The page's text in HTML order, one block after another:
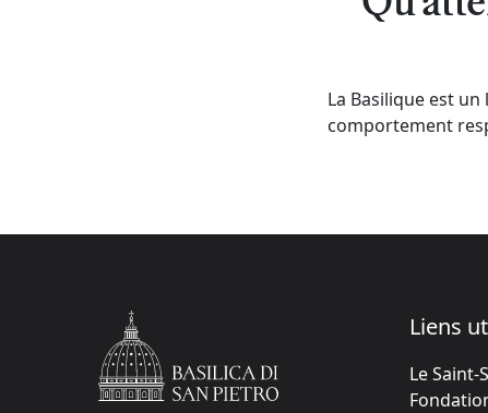
La Basilique est
comportement
Liens
Le Saint-